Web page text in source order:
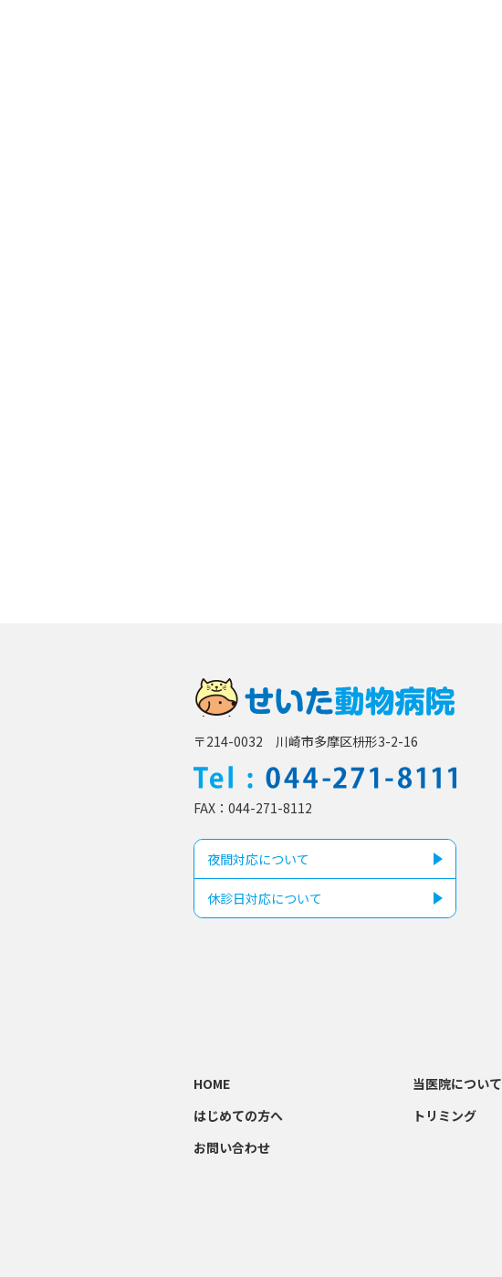
〒214-0032 川崎市多摩区枡形3-2-16
FAX
044-271-8112
夜間対応について
休診日対応について
HOME 当医院について
はじめての方へ
トリミング
お問い合わせ